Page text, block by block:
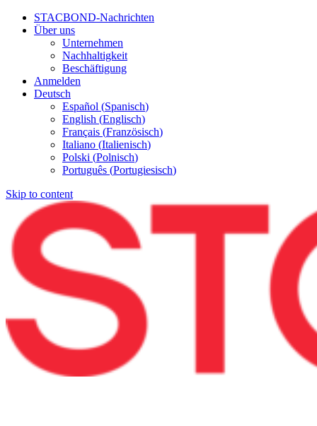
STACBOND-Nachrichten
Über uns
Unternehmen
Nachhaltigkeit
Beschäftigung
Anmelden
Deutsch
Español (Spanisch)
English (Englisch)
Français (Französisch)
Italiano (Italienisch)
Polski (Polnisch)
Português (Portugiesisch)
Skip to content